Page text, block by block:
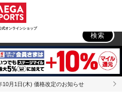
式オンラインショップ
検索
10月1日(木) 価格改定のお知らせ